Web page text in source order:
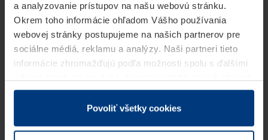
a analyzovanie prístupov na našu webovú stránku.
Okrem toho informácie ohľadom Vášho používania
webovej stránky postupujeme na našich partnerov pre
sociálne médiá, reklamu a analýzy. Naši partneri tieto
informácie zhromažďujú podľa možnosti spolu s ďalšími
v rámci Vášho využívania služieb.
Z právneho hľadiska môžeme cookies ukladať na Vašom
prevádzku tejto stránky. Pre všetky ostatné typy cookie
Povoliť všetky cookies